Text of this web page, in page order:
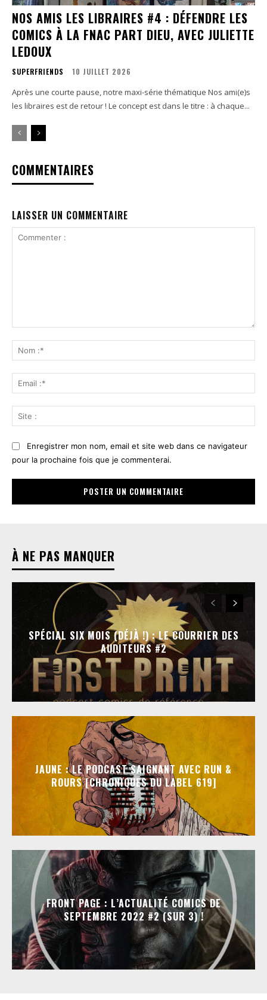
NOS AMIS LES LIBRAIRES #4 : DÉFENDRE LES
COMICS À LA FNAC PART DIEU, AVEC JULIETTE
LEDOUX
SUPERFRIENDS 10 JUILLET 2026
Après une courte pause, notre maxi-série thématique Nos ami(e)s
les libraires est de retour ! Le concept est dans le titre : à chaque...
COMMENTAIRES
LAISSER UN COMMENTAIRE
:*
:*
:
Enregistrer mon nom, email et site web dans ce navigateur
pour la prochaine fois que je commenterai.
À NE PAS MANQUER
SPÉCIAL SIX MOIS (DÉJÀ !) : LE COURRIER DES
AUDITEURS #2
JAUNE : LE PODCAST SAIGNANT AVEC RUN &
ROURS [CHRONIQUES DU LABEL 619]
FRONT PAGE : L’ACTUALITÉ COMICS DE
SEPTEMBRE 2022 #2 (SUR 3) !